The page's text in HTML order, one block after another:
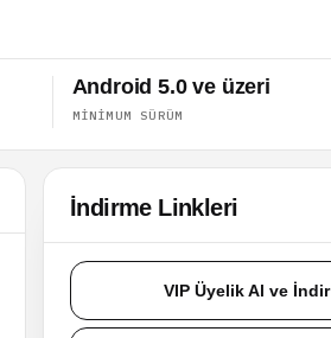
Android 5.0 ve üzeri
MINIMUM SÜRÜM
İndirme Linkleri
VIP Üyelik Al ve İndir